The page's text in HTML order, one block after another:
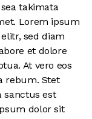
takimata
Lorem ipsum
sed diam
et dolore
At vero eos
rebum. Stet
sanctus est
dolor sit